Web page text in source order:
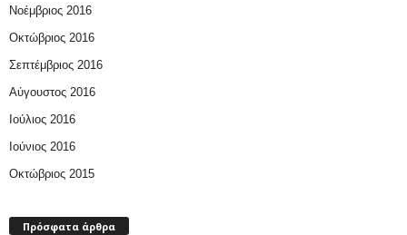
Νοέμβριος 2016
Οκτώβριος 2016
Σεπτέμβριος 2016
Αύγουστος 2016
Ιούλιος 2016
Ιούνιος 2016
Οκτώβριος 2015
Πρόσφατα άρθρα